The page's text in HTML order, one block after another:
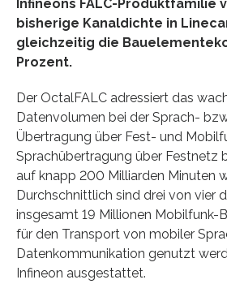
Infineons FALC-Produktfamilie
bisherige Kanaldichte in
gleichzeitig die
Prozent.
Der OctalFALC adressiert das
Datenvolumen bei der Sprach-
Übertragung über Fest- und
Sprachübertragung über Festnetz
auf knapp 200 Milliarden Minuten
Durchschnittlich sind drei von vier
insgesamt 19 Millionen Mobilfunk-
für den Transport von mobiler
Datenkommunikation genutzt
Infineon ausgestattet.